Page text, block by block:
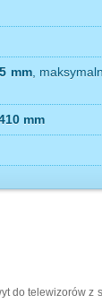
mm,
mm
do telewizorów z